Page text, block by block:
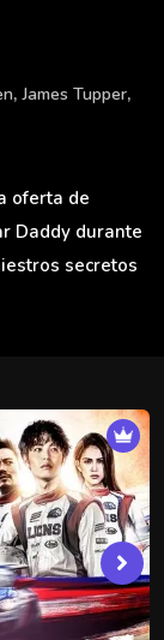
,James Tupper,
oferta de
Daddy durante
secretos